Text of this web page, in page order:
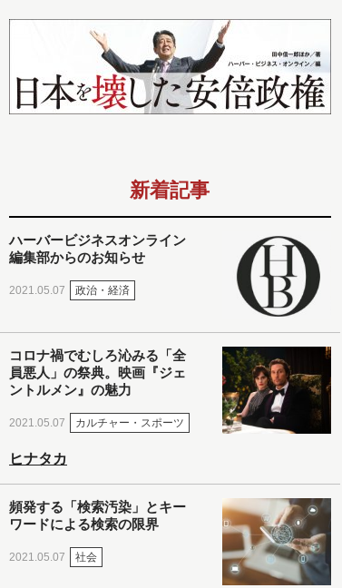
新着記事
ハーバービジネスオンライン
編集部からのお知らせ
2021.05.07 政治・経済
コロナ禍でむしろ沁みる「全
員悪人」の祭典。映画『ジェ
ントルメン』の魅力
2021.05.07 カルチャー・スポーツ
ヒナタカ
頻発する「検索汚染」とキー
ワードによる検索の限界
2021.05.07 社会